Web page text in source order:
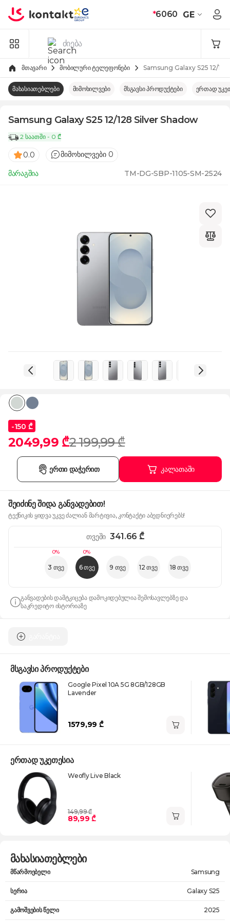
*6060 GE
მთავარი მობილური ტელეფონები Samsung Galaxy S25 12/
მახასიათებლები მიმოხილვები მსგავსი პროდუქტები ერთად
Samsung Galaxy S25 12/128 Silver Shadow
2 საათში - 0 ₾
0.0 მიმოხილვები 0
მარაგშია TM-DG-SBP-1105-SM-2524
-150 ₾
2049,99 ₾2 199,99 ₾
კალათაში
ერთი დაჭერით
შეიძინე შიდა განვადებით!
ტექნიკის ყიდვა უკვე ძალიან მარტივია, კონტაქტი აბედნიერებს!
0%
3 თვე
0%
6 თვე 9 თვე 12 თვე 18 თვე
თვეში 341.66 ₾
განვადების დამტკიცება დამოკიდებულია შემოსავლებზე და
საკრედიტო ისტორიაზე
მსგავსი პროდუქტები
Google Pixel 10A 5G 8GB/128GB
Lavender
1579,99 ₾
ერთად უკეთესია
Weofly Live Black
149,99 ₾
89,99 ₾
მახასიათებლები
მწარმოებელი Samsung
სერია Galaxy S25
გამოშვების წელი 2025